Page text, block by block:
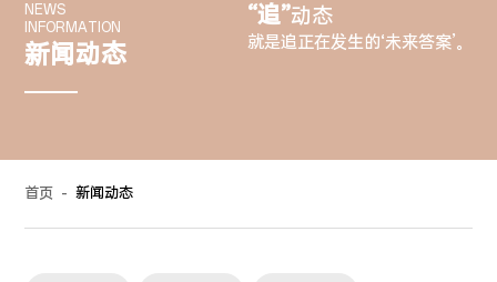
NEWS
INFORMATION
新闻动态
“追”动态
就是追正在发生的‘未来答案’。
首页 - 新闻动态